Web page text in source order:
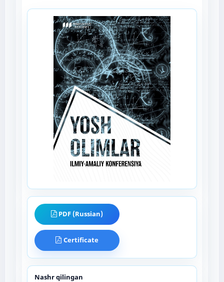
PDF (Russian)
Certificate
Nashr qilingan